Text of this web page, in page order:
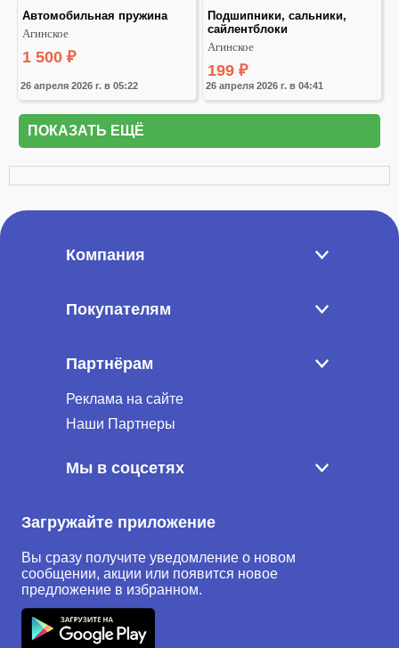
26 апреля 2026 г. в 05:22
Автомобильная пружина
Агинское
1 500 ₽
26 апреля 2026 г. в 04:41
Подшипники, сальники,
сайлентблоки
Агинское
199 ₽
ПОКАЗАТЬ ЕЩЁ
Компания
Покупателям
Партнёрам
Реклама на сайте
Наши Партнеры
Мы в соцсетях
Загружайте приложение
Вы сразу получите уведомление о новом
сообщении, акции или появится новое
предложение в избранном.